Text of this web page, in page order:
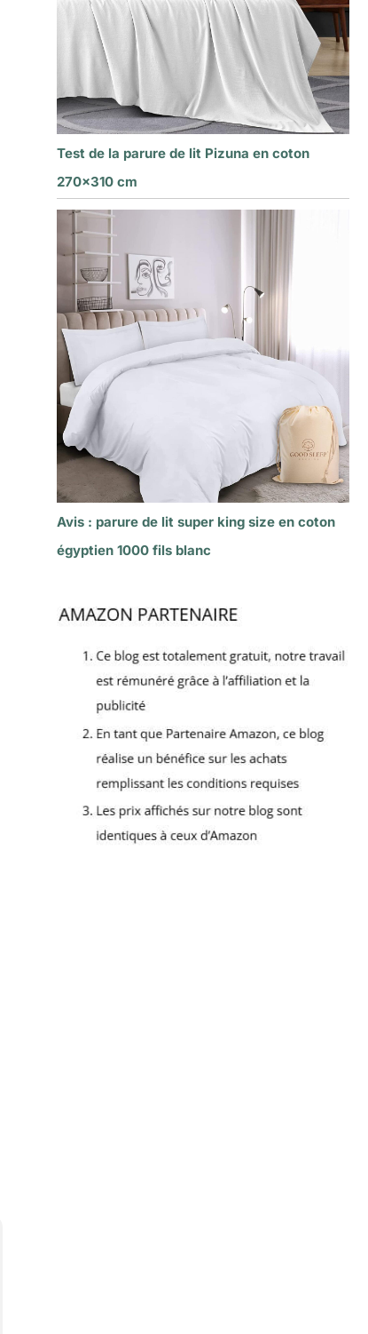
Test de la parure de lit Pizuna en coton
270×310 cm
Avis : parure de lit super king size en coton
égyptien 1000 fils blanc